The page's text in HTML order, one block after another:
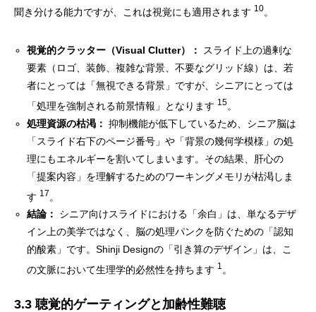
聞き分ける能力ですが、これは視覚にも適用されます 10。
視覚的クラッター（Visual Clutter）：
スライド上の過剰な
要素（ロゴ、装飾、複雑な背景、不要なグリッド線）は、若
者にとっては「無視できる背景」ですが、シニアにとっては
「処理を強制される前景情報」となります 15。
処理資源の枯渇： 抑制機能が低下しているため、シニア脳は
「スライド右下のページ番号」や「背景の幾何学模様」の処
理にもエネルギーを割いてしまいます。その結果、肝心の
「提案内容」を理解するためのワーキングメモリが枯渇しま
す 17 。
結論：
シニア向けスライドにおける「余白」は、単なるデザ
イン上の美学ではなく、脳の処理パンクを防ぐための「認知
的酸素」です。Shinji Designの「引き算のデザイン」は、こ
の文脈において生理学的必然性を持ちます 1 。
3.3 聴覚的ゲーティングと加齢性難聴